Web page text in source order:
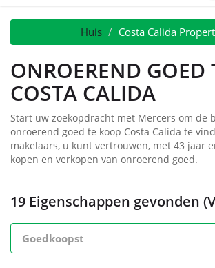
Huis Costa Calida
ONROEREND GOED
COSTA CALIDA
Start uw zoekopdracht met Mercers om de
onroerend goed te koop Costa Calida te
makelaars, u kunt vertrouwen, met 43 jaar
kopen en verkopen van onroerend goed.
19 Eigenschappen gevonden